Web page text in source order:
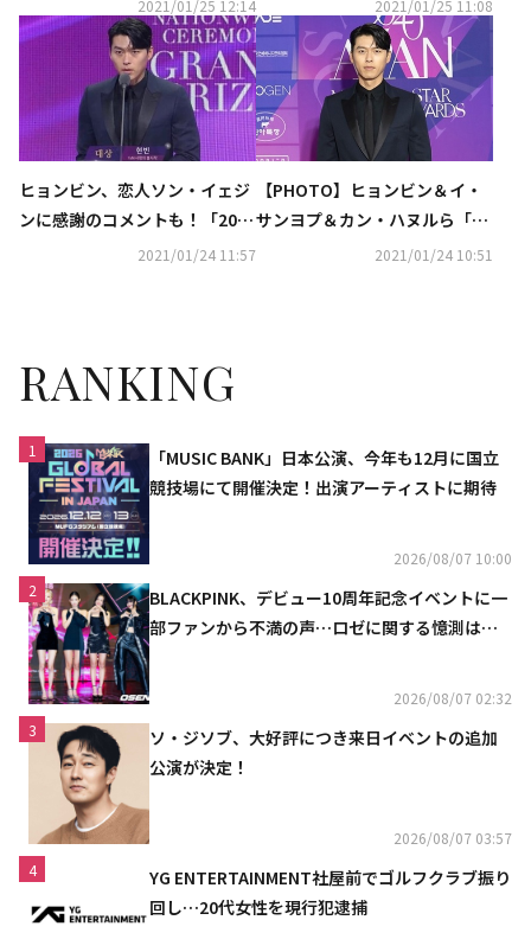
（総合）
2021/01/25 12:14
AN MUSIC AWARDS」レッドカ
ーペットに登場
2021/01/25 11:08
ヒョンビン、恋人ソン・イェジ
ンに感謝のコメントも！「2020
APAN STAR AWARDS」で大賞
2021/01/24 11:57
【PHOTO】ヒョンビン＆イ・
サンヨプ＆カン・ハヌルら「20
20 APAN STAR AWARDS」レッ
2021/01/24 10:51
RANKING
1
「MUSIC BANK」日本公演、今年も12月に国立
競技場にて開催決定！出演アーティストに期待
2026/08/07 10:00
2
BLACKPINK、デビュー10周年記念イベントに一
部ファンから不満の声…ロゼに関する憶測は否
2026/08/07 02:32
3
ソ・ジソブ、大好評につき来日イベントの追加
公演が決定！
2026/08/07 03:57
4
YG ENTERTAINMENT社屋前でゴルフクラブ振り
回し…20代女性を現行犯逮捕